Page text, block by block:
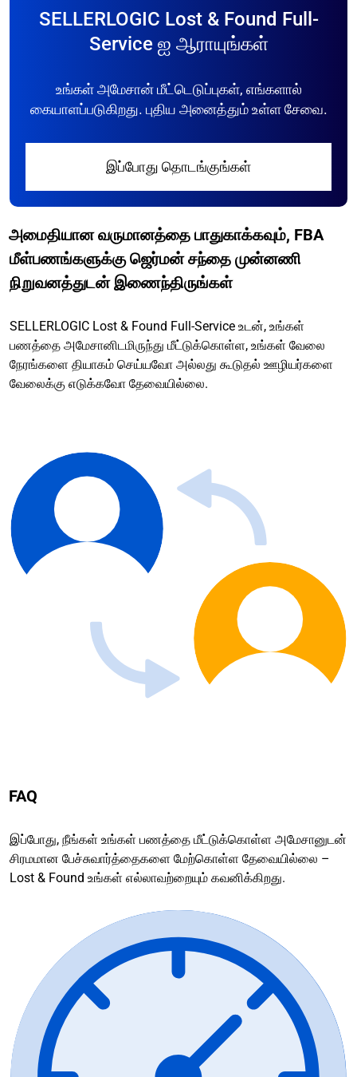
SELLERLOGIC Lost & Found Full-
Service ஐ ஆராயுங்கள்
உங்கள் அமேசான் மீட்டெடுப்புகள், எங்களால்
கையாளப்படுகிறது. புதிய அனைத்தும் உள்ள சேவை.
இப்போது தொடங்குங்கள்
அமைதியான வருமானத்தை பாதுகாக்கவும், FBA
மீள்பணங்களுக்கு ஜெர்மன் சந்தை முன்னணி
நிறுவனத்துடன் இணைந்திருங்கள்
SELLERLOGIC Lost & Found Full-Service உடன், உங்கள்
பணத்தை அமேசானிடமிருந்து மீட்டுக்கொள்ள, உங்கள் வேலை
நேரங்களை தியாகம் செய்யவோ அல்லது கூடுதல் ஊழியர்களை
வேலைக்கு எடுக்கவோ தேவையில்லை.
FAQ
இப்போது, நீங்கள் உங்கள் பணத்தை மீட்டுக்கொள்ள அமேசானுடன்
சிரமமான பேச்சுவார்த்தைகளை மேற்கொள்ள தேவையில்லை –
Lost & Found உங்கள் எல்லாவற்றையும் கவனிக்கிறது.